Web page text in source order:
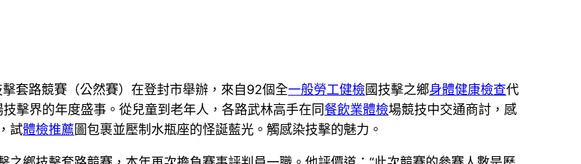
套路競賽（公然賽）在登封市舉辦，來自92個全一般勞工健檢國技擊之鄉身體健康檢查代
擊界的年度盛事。從兒童到老年人，各路武林高手在同餐飲業體檢場競技中交通商討，感
試體檢推薦圖包裹並壓制水瓶座的怪誕藍光。觸感染技擊的魅力。